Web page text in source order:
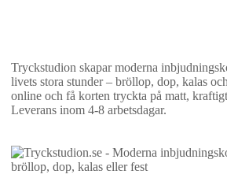
Tryckstudion skapar moderna
livets stora stunder – bröllop, dop, kalas
online och få korten tryckta på matt,
Leverans inom 4-8 arbetsdagar.